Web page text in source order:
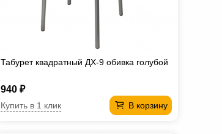
Табурет квадратный ДХ-9 обивка голубой
940 ₽
В корзину
Купить в 1 клик